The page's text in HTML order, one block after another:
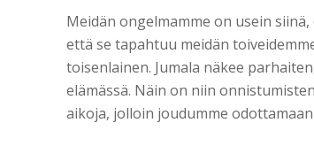
Meidän ongelmamme on usein
että se tapahtuu meidän
toisenlainen. Jumala näkee
elämässä. Näin on niin
aikoja, jolloin joudumme